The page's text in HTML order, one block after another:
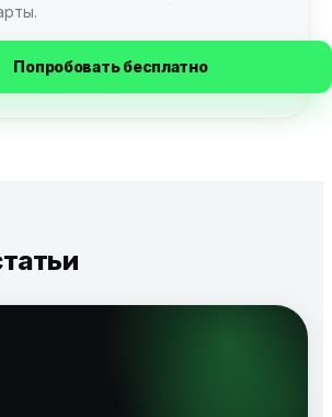
Попробовать бесплатно